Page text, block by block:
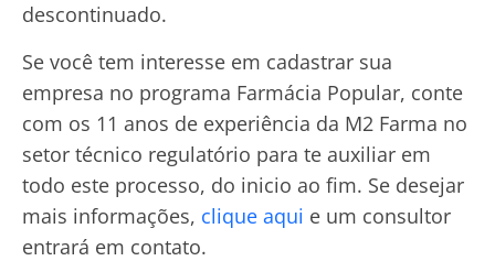
descontinuado.
Se você tem interesse em cadastrar sua
empresa no programa Farmácia Popular, conte
com os 11 anos de experiência da M2 Farma no
setor técnico regulatório para te auxiliar em
todo este processo, do inicio ao fim. Se desejar
mais informações, clique aqui e um consultor
entrará em contato.